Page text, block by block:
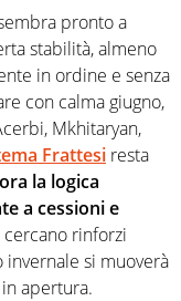
pronto a
stabilità, almeno
in ordine e senza
con calma giugno,
Mkhitaryan,
Frattesi resta
la logica
a cessioni e
cercano rinforzi
si muoverà
apertura.